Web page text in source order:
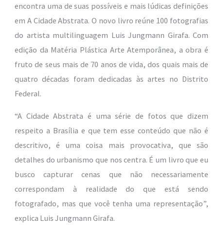
encontra uma de suas possíveis e mais lúdicas definições
em A Cidade Abstrata. O novo livro reúne 100 fotografias
do artista multilinguagem Luis Jungmann Girafa. Com
edição da Matéria Plástica Arte Atemporânea, a obra é
fruto de seus mais de 70 anos de vida, dos quais mais de
quatro décadas foram dedicadas às artes no Distrito
Federal.
“A Cidade Abstrata é uma série de fotos que dizem
respeito a Brasília e que tem esse conteúdo que não é
descritivo, é uma coisa mais provocativa, que são
detalhes do urbanismo que nos centra. É um livro que eu
busco capturar cenas que não necessariamente
correspondam à realidade do que está sendo
fotografado, mas que você tenha uma representação”,
explica Luis Jungmann Girafa.